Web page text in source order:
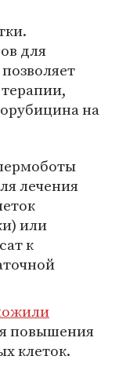
для
на
лечения
или
к
повышения
клеток.